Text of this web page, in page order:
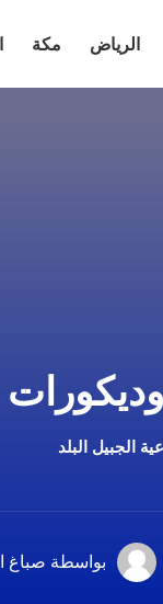
الرياض مكة
الجبيل البلد
بواسطة صباغ